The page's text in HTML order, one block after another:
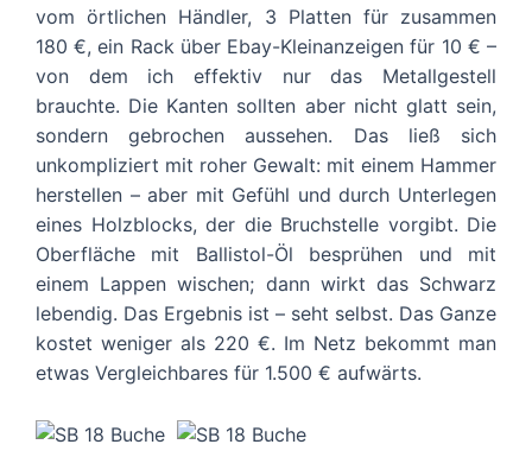
vom örtlichen Händler, 3 Platten für zusammen
180 €, ein Rack über Ebay-Kleinanzeigen für 10 € –
von dem ich effektiv nur das Metallgestell
brauchte. Die Kanten sollten aber nicht glatt sein,
sondern gebrochen aussehen. Das ließ sich
unkompliziert mit roher Gewalt: mit einem Hammer
herstellen – aber mit Gefühl und durch Unterlegen
eines Holzblocks, der die Bruchstelle vorgibt. Die
Oberfläche mit Ballistol-Öl besprühen und mit
einem Lappen wischen; dann wirkt das Schwarz
lebendig. Das Ergebnis ist – seht selbst. Das Ganze
kostet weniger als 220 €. Im Netz bekommt man
etwas Vergleichbares für 1.500 € aufwärts.